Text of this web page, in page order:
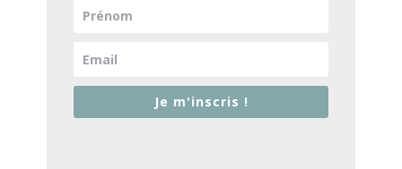
Je m'inscris !